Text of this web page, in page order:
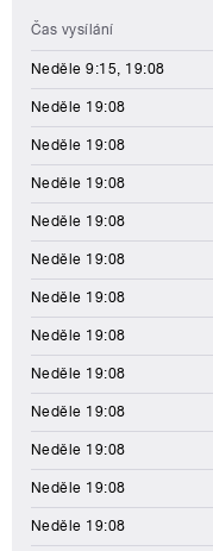
Čas vysílání
Neděle 9:15, 19:08
Neděle 19:08
Neděle 19:08
Neděle 19:08
Neděle 19:08
Neděle 19:08
Neděle 19:08
Neděle 19:08
Neděle 19:08
Neděle 19:08
Neděle 19:08
Neděle 19:08
Neděle 19:08